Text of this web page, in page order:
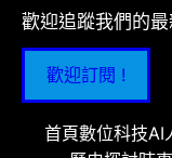
歡迎追蹤我們的
歡迎訂閱 !
首頁數位科技AI